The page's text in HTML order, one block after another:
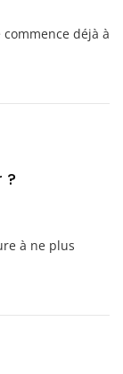
déjà à
?
à ne plus